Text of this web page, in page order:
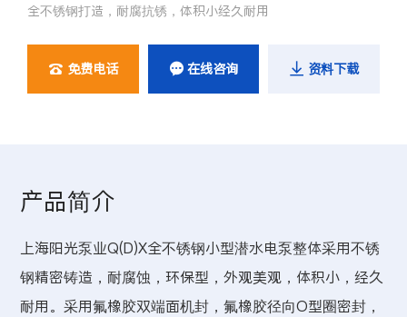
全不锈钢打造，耐腐抗锈，体积小经久耐用
 免费电话  在线咨询  资料下载
产品简介
上海阳光泵业Q(D)X全不锈钢小型潜水电泵整体采用不锈
钢精密铸造，耐腐蚀，环保型，外观美观，体积小，经久
耐用。采用氟橡胶双端面机封，氟橡胶径向O型圈密封，